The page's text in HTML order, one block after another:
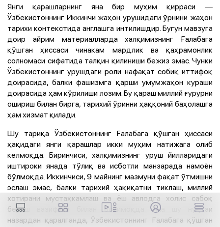
Янги қарашларнинг яна бир муҳим қирраси —
Ўзбекистоннинг Иккинчи жаҳон урушидаги ўрнини жаҳон
тарихи контекстида англашга интилишдир. Бугун мавзуга
доир айрим материалларда халқимизнинг Ғалабага
қўшган ҳиссаси чинакам мардлик ва қаҳрамонлик
солномаси сифатида талқин қилиниши бежиз эмас. Чунки
Ўзбекистоннинг урушдаги роли нафақат собиқ иттифоқ
доирасида, балки фашизмга қарши умумжаҳон кураши
доирасида ҳам кўрилиши лозим. Бу қараш миллий ғурурни
ошириш билан бирга, тарихий ўринни ҳаққоний баҳолашга
ҳам хизмат қилади.
Шу тариқа Ўзбекистоннинг Ғалабага қўшган ҳиссаси
ҳақидаги янги қарашлар икки муҳим натижага олиб
келмоқда. Биринчиси, халқимизнинг уруш йилларидаги
иштироки янада тўлиқ ва исботли манзарада намоён
бўлмоқда. Иккинчиси, 9 майнинг мазмуни фақат ўтмишни
эслаш эмас, балки тарихий ҳақиқатни тиклаш, миллий
хотирани мустаҳкамлаш ва ёш авлодга холис сабоқ
бериш вазифаси билан бойимоқда. Ана шу нуқтаи
назардан қаралганда, Ўзбекистоннинг Ғалабага қўшган